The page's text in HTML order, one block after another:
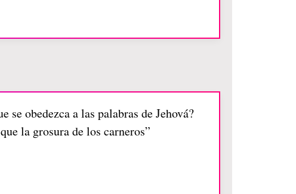
obedezca a las palabras de Jehová?
la grosura de los carneros”